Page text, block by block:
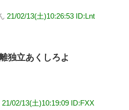
21/02/13(土)10:26:53 ID:Lnt
独立あくしろよ
21/02/13(土)10:19:09 ID:FXX